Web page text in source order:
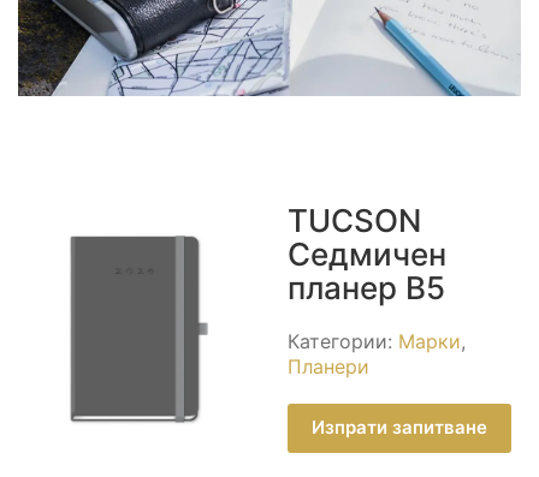
TUCSON
Седмичен
планер B5
Категории: Марки,
Планери
Изпрати запитване